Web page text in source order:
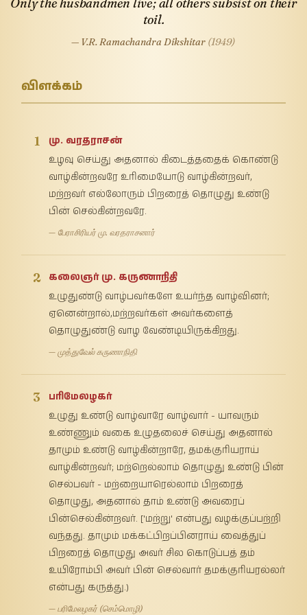
toil.
— V.R. Ramachandra Dikshitar (1949)
விளக்கம்
1
மு. வரதராசன்
உழவு செய்து அதனால் கிடைத்ததைக் கொண்டு
வாழ்கின்றவரே உரிமையோடு வாழ்கின்றவர்,
மற்றவர் எல்லோரும் பிறரைத் தொழுது உண்டு
பின் செல்கின்றவரே.
— பேராசிரியர் மு. வரதராசனார்
2
கலைஞர் மு. கருணாநிதி
உழுதுண்டு வாழ்பவர்களே உயர்ந்த வாழ்வினர்;
ஏனென்றால்,மற்றவர்கள் அவர்களைத்
தொழுதுண்டு வாழ வேண்டியிருக்கிறது.
— முத்துவேல் கருணாநிதி
3
பரிமேலழகர்
உழுது உண்டு வாழ்வாரே வாழ்வார் - யாவரும்
உண்ணும் வகை உழுதலைச் செய்து அதனால்
தாமும் உண்டு வாழ்கின்றாரே, தமக்குரியராய்
வாழ்கின்றவர்; மற்றெல்லாம் தொழுது உண்டு பின்
செல்பவர் - மற்றையாரெல்லாம் பிறரைத்
தொழுது, அதனால் தாம் உண்டு அவரைப்
பின்செல்கின்றவர். ['மற்று' என்பது வழக்குப்பற்றி
வந்தது. தாமும் மக்கட்பிறப்பினராய் வைத்துப்
பிறரைத் தொழுது அவர் சில கொடுப்பத் தம்
உயிரோம்பி அவர் பின் செல்வார் தமக்குரியரல்லர்
என்பது கருத்து.)
— பரிமேலழகர் (செம்மொழி)